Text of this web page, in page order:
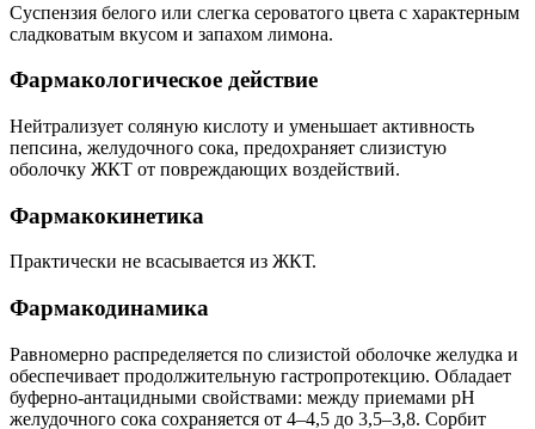
Суспензия белого или слегка сероватого цвета с характерным
сладковатым вкусом и запахом лимона.
Фармакологическое действие
Нейтрализует соляную кислоту и уменьшает активность
пепсина, желудочного сока, предохраняет слизистую
оболочку ЖКТ от повреждающих воздействий.
Фармакокинетика
Практически не всасывается из ЖКТ.
Фармакодинамика
Равномерно распределяется по слизистой оболочке желудка и
обеспечивает продолжительную гастропротекцию. Обладает
буферно-антацидными свойствами: между приемами pH
желудочного сока сохраняется от 4–4,5 до 3,5–3,8. Сорбит